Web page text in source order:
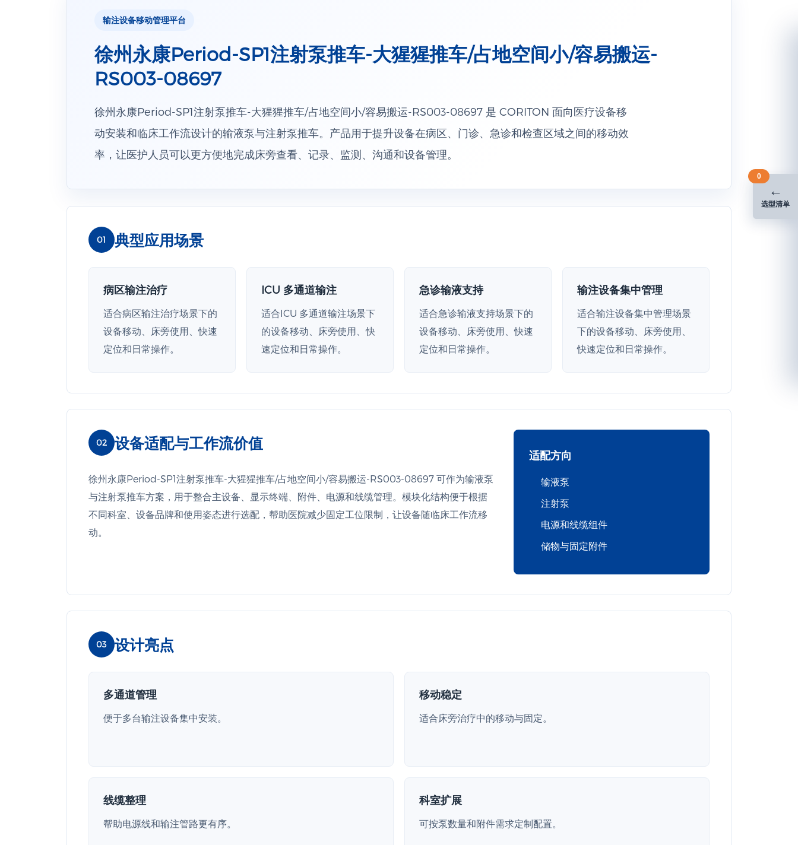
输注设备移动管理平台
徐州永康Period-SP1注射泵推车-大猩猩推车/占地空间小/容易搬运-
RS003-08697
徐州永康Period-SP1注射泵推车-大猩猩推车/占地空间小/容易搬运-RS003-08697 是 CORITON 面向医疗设备移
动安装和临床工作流设计的输液泵与注射泵推车。产品用于提升设备在病区、门诊、急诊和检查区域之间的移动效
率，让医护人员可以更方便地完成床旁查看、记录、监测、沟通和设备管理。
01 典型应用场景
病区输注治疗
适合病区输注治疗场景下的
设备移动、床旁使用、快速
定位和日常操作。
ICU 多通道输注
适合ICU 多通道输注场景下
的设备移动、床旁使用、快
速定位和日常操作。
急诊输液支持
适合急诊输液支持场景下的
设备移动、床旁使用、快速
定位和日常操作。
输注设备集中管理
适合输注设备集中管理场景
下的设备移动、床旁使用、
快速定位和日常操作。
02 设备适配与工作流价值
徐州永康Period-SP1注射泵推车-大猩猩推车/占地空间小/容易搬运-RS003-08697 可作为输液泵
与注射泵推车方案，用于整合主设备、显示终端、附件、电源和线缆管理。模块化结构便于根据
不同科室、设备品牌和使用姿态进行选配，帮助医院减少固定工位限制，让设备随临床工作流移
动。
适配方向
输液泵
注射泵
电源和线缆组件
储物与固定附件
03 设计亮点
多通道管理
便于多台输注设备集中安装。
移动稳定
适合床旁治疗中的移动与固定。
线缆整理
帮助电源线和输注管路更有序。
科室扩展
可按泵数量和附件需求定制配置。
←
选型清单
0